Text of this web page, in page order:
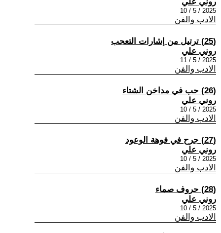
2025 / 5 / 10
الادب والفن
(25) ترتيل من إشارات التعجب
روني علي
2025 / 5 / 11
الادب والفن
(26) حب في مداخن الشتاء
روني علي
2025 / 5 / 10
الادب والفن
(27) جرح في فوهة الوعود
روني علي
2025 / 5 / 10
الادب والفن
(28) حروف صماء
روني علي
2025 / 5 / 10
الادب والفن